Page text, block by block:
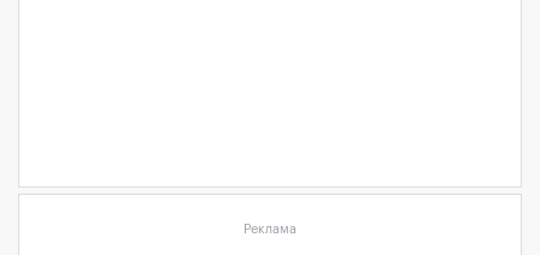
Реклама